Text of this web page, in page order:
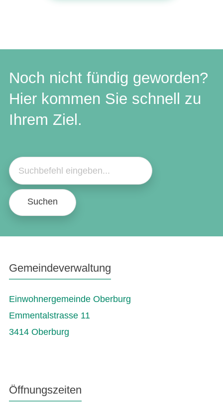
Noch nicht fündig geworden?
Hier kommen Sie schnell zu
Ihrem Ziel.
Suchen
Gemeindeverwaltung
Einwohnergemeinde Oberburg
Emmentalstrasse 11
3414 Oberburg
Öffnungszeiten